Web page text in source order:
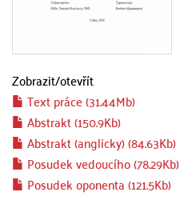
Zobrazit/otevřít
Text práce (31.44Mb)
Abstrakt (150.9Kb)
Abstrakt (anglicky) (84.63Kb)
Posudek vedoucího (78.29Kb)
Posudek oponenta (121.5Kb)